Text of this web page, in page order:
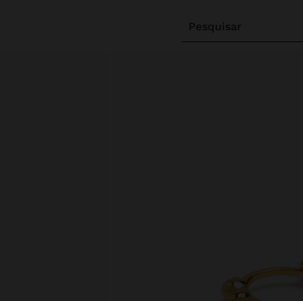
Pesquisar